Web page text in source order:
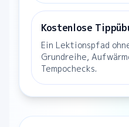
Kostenlose
Ein Lektionspfad
Grundreihe,
Tempochecks.